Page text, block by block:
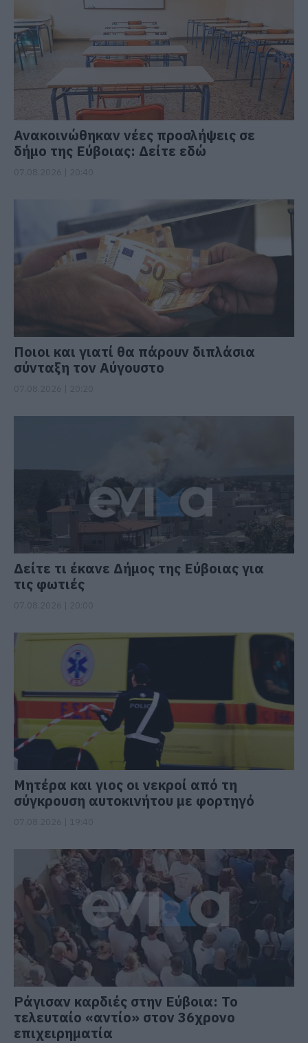
Ανακοινώθηκαν νέες προσλήψεις σε
δήμο της Εύβοιας: Δείτε εδώ
Ποιοι και γιατί θα πάρουν διπλάσια
σύνταξη τον Αύγουστο
Δείτε τι έκανε Δήμος της Εύβοιας για
τις φωτιές
Μητέρα και γιος οι νεκροί από τη
σύγκρουση αυτοκινήτου με φορτηγό
Ράγισαν καρδιές στην Εύβοια: Το
τελευταίο «αντίο» στον 36χρονο
επιχειρηματία